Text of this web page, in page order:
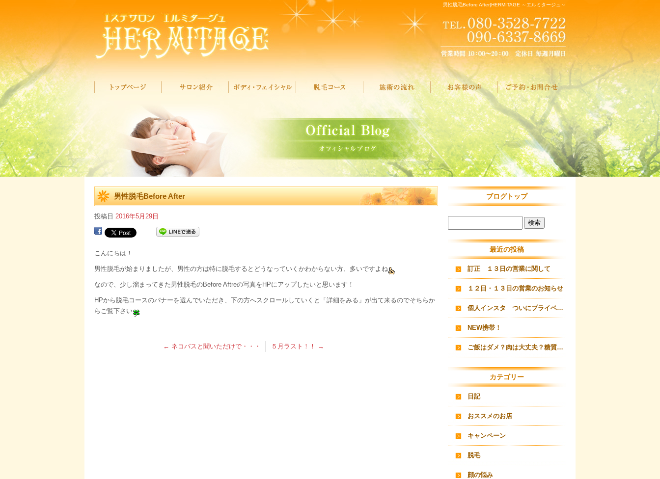
男性脱毛Before After|HERMITAGE ～エルミタージュ～
男性脱毛Before After
投稿日 2016年5月29日
こんにちは！
男性脱毛が始まりましたが、男性の方は特に脱毛するとどうなっていくかわからない方、多いですよね
なので、少し溜まってきた男性脱毛のBefore Aftreの写真をHPにアップしたいと思います！
HPから脱毛コースのバナーを選んでいただき、下の方へスクロールしていくと「詳細をみる」が出て来るのでそちらか
らご覧下さい
← ネコバスと聞いただけで・・・ ５月ラスト！！ →
ブログトップ
最近の投稿
訂正 １３日の営業に関して
１２日・１３日の営業のお知らせ
個人インスタ ついにプライベートまで！？？
NEW携帯！
ご飯はダメ？肉は大丈夫？糖質制限ダイエット
カテゴリー
日記
おススメのお店
キャンペーン
脱毛
顔の悩み